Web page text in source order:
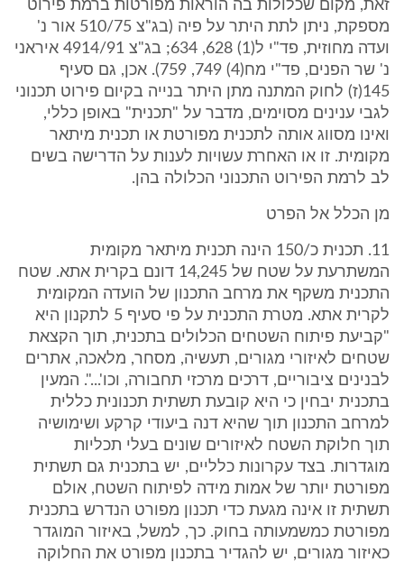
זאת, מקום שכלולות בה הוראות מפורטות ברמת פירוט
מספקת, ניתן לתת היתר על פיה (בג"צ 510/75 אור נ'
ועדה מחוזית, פד"י ל(1) 628, 634; בג"צ 4914/91 איראני
נ' שר הפנים, פד"י מח(4) 749, 759). אכן, גם סעיף
145(ז) לחוק המתנה מתן היתר בנייה בקיום פירוט תכנוני
לגבי ענינים מסוימים, מדבר על "תכנית" באופן כללי,
ואינו מסווג אותה לתכנית מפורטת או תכנית מיתאר
מקומית. זו או האחרת עשויות לענות על הדרישה בשים
לב לרמת הפירוט התכנוני הכלולה בהן.
מן הכלל אל הפרט
11. תכנית כ/150 הינה תכנית מיתאר מקומית
המשתרעת על שטח של 14,245 דונם בקרית אתא. שטח
התכנית משקף את מרחב התכנון של הועדה המקומית
לקרית אתא. מטרת התכנית על פי סעיף 5 לתקנון היא
"קביעת פיתוח השטחים הכלולים בתכנית, תוך הקצאת
שטחים לאיזורי מגורים, תעשיה, מסחר, מלאכה, אתרים
לבנינים ציבוריים, דרכים מרכזי תחבורה, וכו'...". המעין
בתכנית יבחין כי היא קובעת תשתית תכנונית כללית
למרחב התכנון תוך שהיא דנה ביעודי קרקע ושימושיה
תוך חלוקת השטח לאיזורים שונים בעלי תכליות
מוגדרות. בצד עקרונות כלליים, יש בתכנית גם תשתית
מפורטת יותר של אמות מידה לפיתוח השטח, אולם
תשתית זו אינה מגעת כדי תכנון מפורט הנדרש בתכנית
מפורטת כמשמעותה בחוק. כך, למשל, באיזור המוגדר
כאיזור מגורים, יש להגדיר בתכנון מפורט את החלוקה